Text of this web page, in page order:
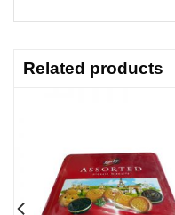
Related products